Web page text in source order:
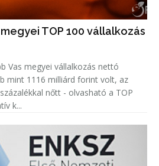
TOP 100 vállalkozás
Vas megyei vállalkozás nettó
mint 1116 milliárd forint volt, az
nőtt - olvasható a TOP
k...